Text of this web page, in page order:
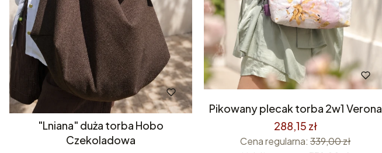
"Lniana" duża torba Hobo
Czekoladowa
Pikowany plecak torba 2w1 Verona
288,15 zł
Cena regularna: 339,00 zł